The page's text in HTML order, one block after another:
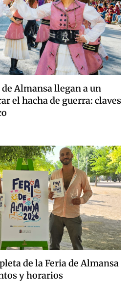
Almansa llegan a un
el hacha de guerra: claves
de la Feria de Almansa
y horarios